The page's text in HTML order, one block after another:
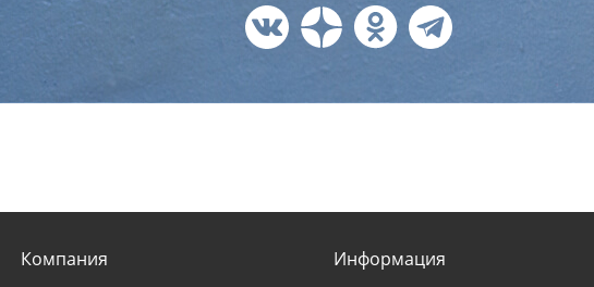
Компания
Информация